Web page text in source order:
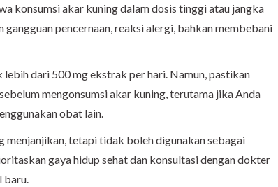
konsumsi akar kuning dalam dosis tinggi atau jangka
pencernaan, reaksi alergi, bahkan membebani
lebih dari 500 mg ekstrak per hari. Namun, pastikan
mengonsumsi akar kuning, terutama jika Anda
obat lain.
menjanjikan, tetapi tidak boleh digunakan sebagai
gaya hidup sehat dan konsultasi dengan dokter
baru.